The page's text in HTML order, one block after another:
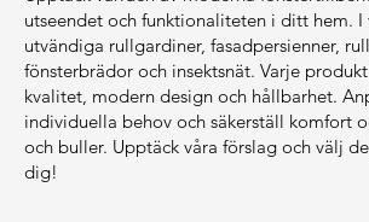
utseendet och funktionaliteten i ditt hem.
utvändiga rullgardiner, fasadpersienner,
fönsterbrädor och insektsnät. Varje
kvalitet, modern design och hållbarhet.
individuella behov och säkerställ komfort
och buller. Upptäck våra förslag och välj
dig!